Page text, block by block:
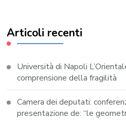
Articoli recenti
Università di Napoli
comprensione della fragilità
Camera dei deputati:
presentazione de: “le